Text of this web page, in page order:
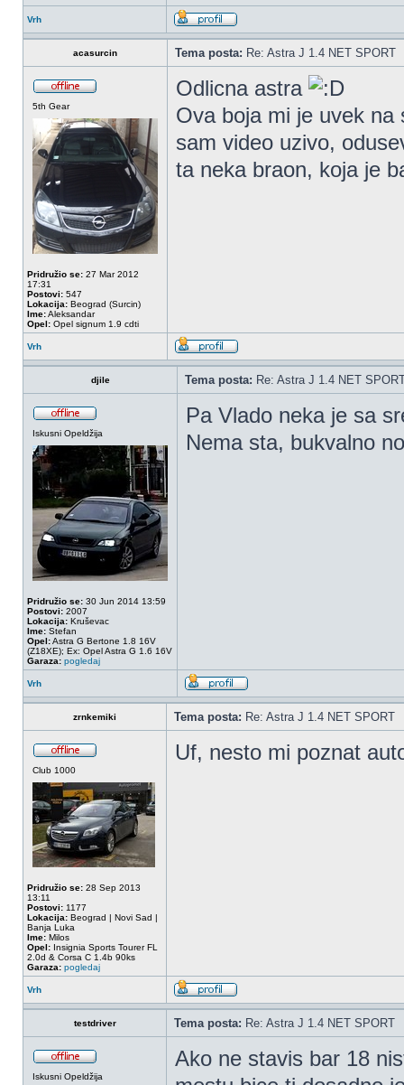
Vrh
acasurcin Tema posta: Re: Astra J 1.4 NET SPORT
5th Gear
Pridružio se: 27 Mar 2012
17:31
Postovi: 547
Lokacija: Beograd (Surcin)
Ime:Aleksandar
Opel: Opel signum 1.9 cdti
Odlicna astra
Ova boja mi je uvek na
sam video uzivo,
ta neka braon, koja je
Vrh
djile Tema posta: Re: Astra J 1.4 NET
Iskusni Opeldžija
Pridružio se: 30 Jun 2014 13:59
Postovi: 2007
Lokacija: Kruševac
Ime: Stefan
Opel:Astra G Bertone 1.8 16V
(Z18XE); Ex: Opel Astra G 1.6 16V
Garaza: pogledaj
Pa Vlado neka je sa
Nema sta, bukvalno
Vrh
zrnkemiki Tema posta: Re: Astra J 1.4 NET SPORT
Club 1000
Pridružio se: 28 Sep 2013
13:11
Postovi: 1177
Lokacija: Beograd | Novi Sad |
Banja Luka
Ime: Milos
Opel: Insignia Sports Tourer FL
2.0d & Corsa C 1.4b 90ks
Garaza: pogledaj
Uf, nesto mi poznat
Vrh
testdriver Tema posta: Re: Astra J 1.4 NET SPORT
Iskusni Opeldžija
Ako ne stavis bar 18